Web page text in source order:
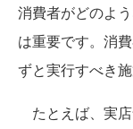
消費者がどのよ
は重要です。消
ずと実行すべき
たとえば、実